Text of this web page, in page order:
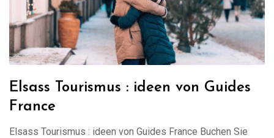
Elsass Tourismus : ideen von Guides
France
Elsass Tourismus : ideen von Guides France Buchen Sie